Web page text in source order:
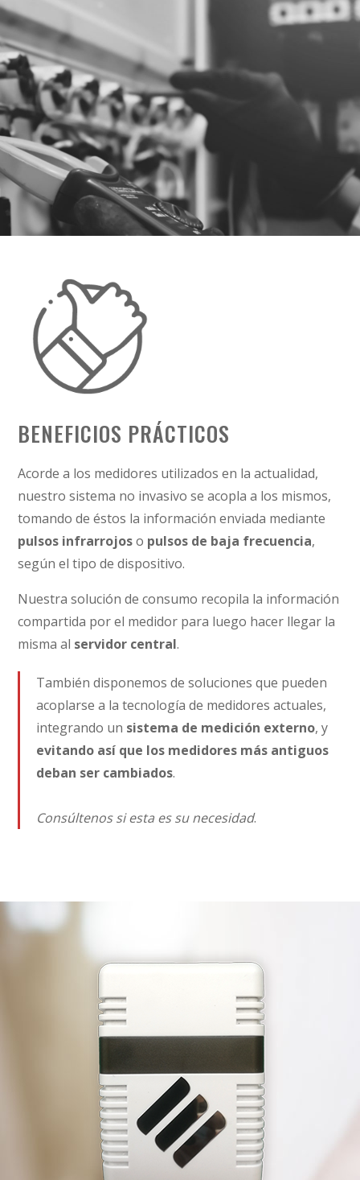
BENEFICIOS PRÁCTICOS
Acorde a los medidores utilizados en la actualidad,
nuestro sistema no invasivo se acopla a los mismos,
tomando de éstos la información enviada mediante
pulsos infrarrojoso pulsos de baja frecuencia,
según el tipo de dispositivo.
Nuestra solución de consumo recopila la información
compartida por el medidor para luego hacer llegar la
misma al servidor central.
También disponemos de soluciones que pueden
acoplarse a la tecnología de medidores actuales,
integrando un sistema de medición externo, y
evitando así que los medidores más antiguos
deban ser cambiados.
Consúltenos si esta es su necesidad.